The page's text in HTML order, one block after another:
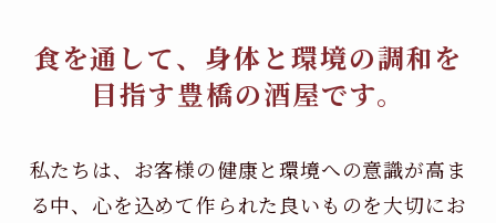
食を通して、身体と環境の調和を
目指す豊橋の酒屋です。
私たちは、お客様の健康と環境への意識が高ま
る中、 心を込めて作られた良いものを大切にお